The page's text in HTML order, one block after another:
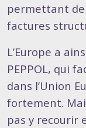
permettant
factures
L’Europe a
PEPPOL, qui
dans l’Union
fortement.
pas y recourir